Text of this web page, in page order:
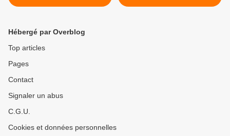
Indispensable pour Port-
Place & À Distance >
Hébergé par Overblog
Top articles
Pages
Contact
Signaler un abus
C.G.U.
Cookies et données personnelles